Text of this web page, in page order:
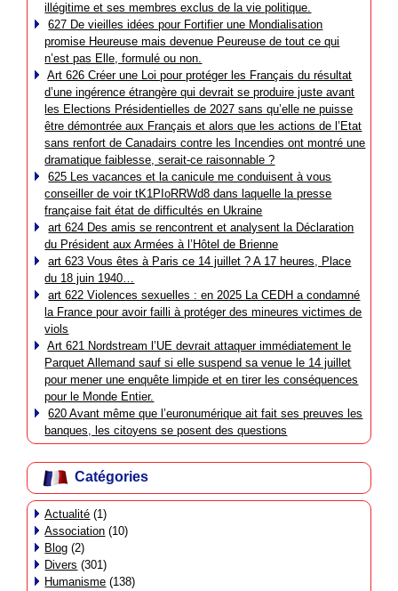
illégitime et ses membres exclus de la vie politique.
627 De vieilles idées pour Fortifier une Mondialisation
promise Heureuse mais devenue Peureuse de tout ce qui
n’est pas Elle, formulé ou non.
Art 626 Créer une Loi pour protéger les Français du résultat
d’une ingérence étrangère qui devrait se produire juste avant
les Elections Présidentielles de 2027 sans qu’elle ne puisse
être démontrée aux Français et alors que les actions de l’Etat
sans renfort de Canadairs contre les Incendies ont montré une
dramatique faiblesse, serait-ce raisonnable ?
625 Les vacances et la canicule me conduisent à vous
conseiller de voir tK1PIoRRWd8 dans laquelle la presse
française fait état de difficultés en Ukraine
art 624 Des amis se rencontrent et analysent la Déclaration
du Président aux Armées à l’Hôtel de Brienne
art 623 Vous êtes à Paris ce 14 juillet ? A 17 heures, Place
du 18 juin 1940…
art 622 Violences sexuelles : en 2025 La CEDH a condamné
la France pour avoir failli à protéger des mineures victimes de
viols
Art 621 Nordstream l’UE devrait attaquer immédiatement le
Parquet Allemand sauf si elle suspend sa venue le 14 juillet
pour mener une enquête limpide et en tirer les conséquences
pour le Monde Entier.
620 Avant même que l’euronumérique ait fait ses preuves les
banques, les citoyens se posent des questions
Catégories
Actualité (1)
Association (10)
Blog (2)
Divers (301)
Humanisme (138)